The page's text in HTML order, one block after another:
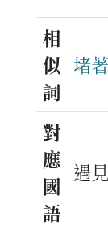
相
似
詞
堵著
對
應
國
語
遇見